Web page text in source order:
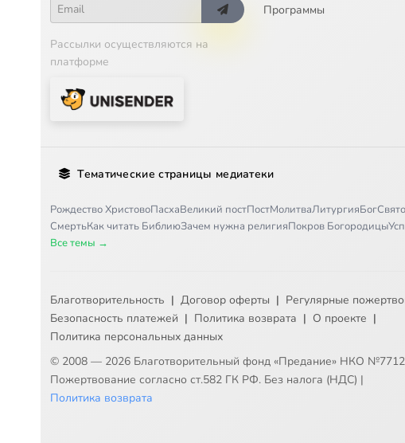
Рассылки осуществляются на
платформе
Программы
Тематические страницы медиатеки
Рождество ХристовоПасхаВеликий постПостМолитваЛитургияБог
СмертьКак читать БиблиюЗачем нужна религияПокров Богородицы
Все темы →
Благотворительность | Договор оферты | Регулярные
Безопасность платежей | Политика возврата | О проекте |
Политика персональных данных
© 2008 — 2026 Благотворительный фонд «Предание» НКО
Пожертвование согласно ст.582 ГК РФ. Без налога (НДС) |
Политика возврата